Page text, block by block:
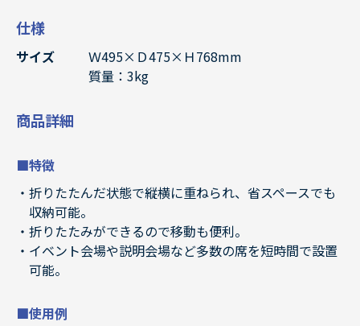
仕様
サイズ
Ｗ495×Ｄ475×Ｈ768mm
質量：3kg
商品詳細
■特徴
折りたたんだ状態で縦横に重ねられ、省スペースでも
収納可能。
折りたたみができるので移動も便利。
イベント会場や説明会場など多数の席を短時間で設置
可能。
■使用例